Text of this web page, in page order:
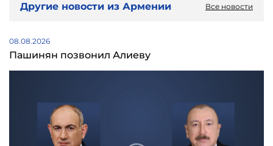
Другие новости из Армении Все новости
08.08.2026
Пашинян позвонил Алиеву